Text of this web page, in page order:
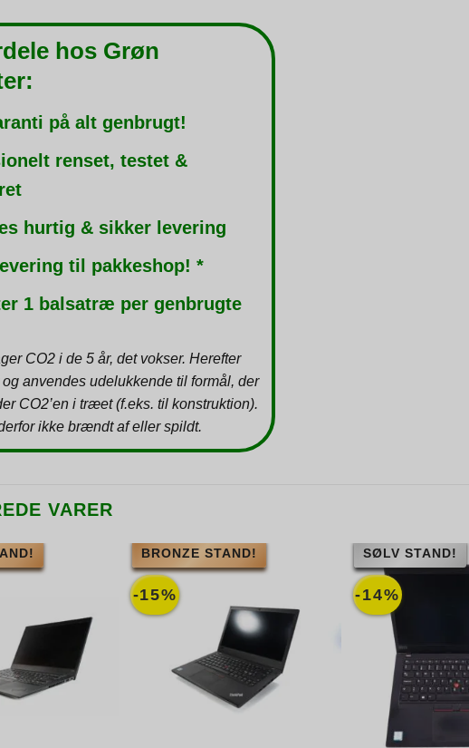
hos Grøn
på alt genbrugt!
renset, testet &
hurtig & sikker levering
til pakkeshop! *
1 balsatræ per genbrugte
CO2 i de 5 år, det vokser. Herefter
anvendes udelukkende til formål, der
CO2’en i træet (f.eks. til konstruktion).
ikke brændt af eller spildt.
VARER
-15%
BRONZE STAND!
-14%
SØLV STAND!